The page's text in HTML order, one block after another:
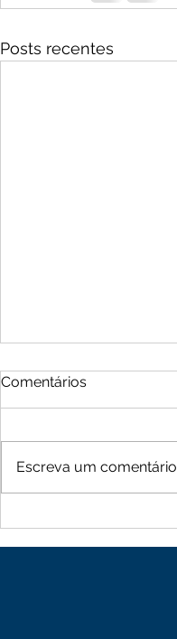
Posts recentes
Comentários
Escreva um comentário